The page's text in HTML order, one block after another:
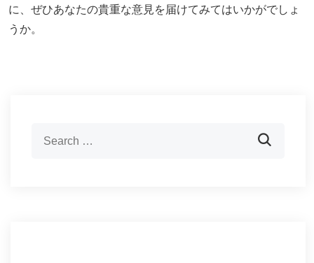
に、ぜひあなたの貴重な意見を届けてみてはいかがでしょ
うか。